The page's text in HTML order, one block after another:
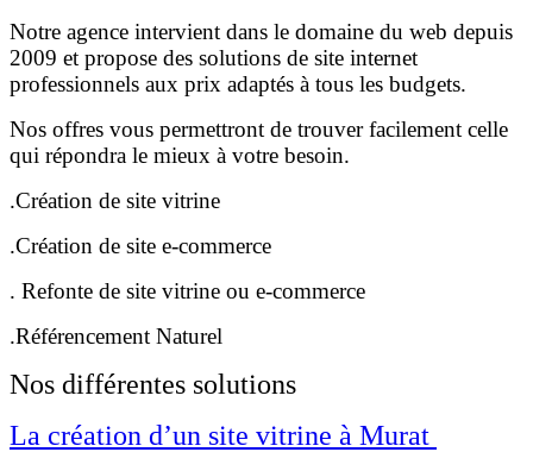
Notre agence intervient dans le domaine du web depuis
2009 et propose des solutions de site internet
professionnels aux prix adaptés à tous les budgets.
Nos offres vous permettront de trouver facilement celle
qui répondra le mieux à votre besoin.
.Création de site vitrine
.Création de site e-commerce
. Refonte de site vitrine ou e-commerce
.Référencement Naturel
Nos différentes solutions
La création d’un site vitrine à Murat